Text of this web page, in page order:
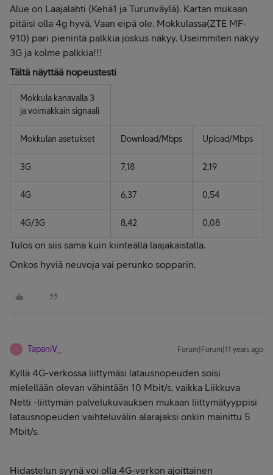
Alue on Laajalahti (Kehä1 ja Turunväylä). Kartan mukaan
pitäisi olla 4g hyvä. Vaan eipä ole. Mokkulassa(ZTE MF-
910) pari pienintä palkkia joskus näkyy. Useimmiten näkyy
3G ja kolme palkkia!!!
Tältä näyttää nopeustesti
Mokkula kanavalla 3
ja voimakkain signaali
Mokkulan asetukset Download/Mbps Upload/Mbps
3G 7,18 2,19
4G 6,37 0,54
4G/3G 8,42 0,08
Tulos on siis sama kuin kiinteällä laajakaistalla.
Onkos hyviä neuvoja vai perunko sopparin.
T TapaniV_ Forum|Forum|11 years ago
Kyllä 4G-verkossa liittymäsi latausnopeuden soisi
mielellään olevan vähintään 10 Mbit/s, vaikka Liikkuva
Netti -liittymän palvelukuvauksen mukaan liittymätyyppisi
latausnopeuden vaihteluvälin alarajaksi onkin mainittu 5
Mbit/s.
Hidastelun syynä voi olla 4G-verkon ajoittainen